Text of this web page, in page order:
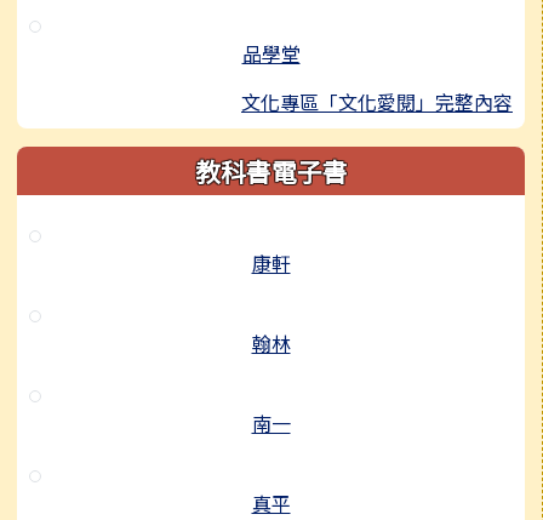
品學堂
文化專區「文化愛閱」完整內容
教科書電子書
康軒
翰林
南一
真平